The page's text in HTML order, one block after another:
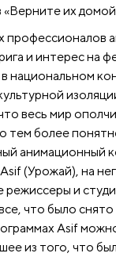
их
профессионалов
и интерес на
в национальном
весь мир
тем более
анимационный
(Урожай), на
режиссеры и
что было снято
Asif
из того, что